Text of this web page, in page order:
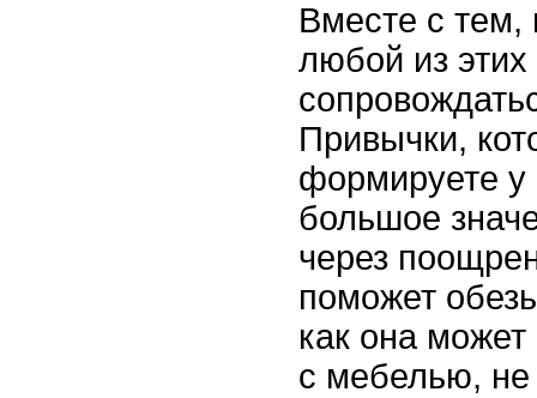
Вместе с тем,
любой из
Привычки,
формируете
большое
через
поможет
как она может
с мебелью,